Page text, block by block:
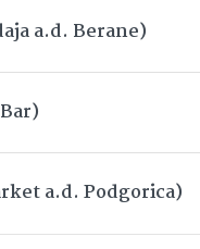
a.d. Berane)
a.d. Podgorica)